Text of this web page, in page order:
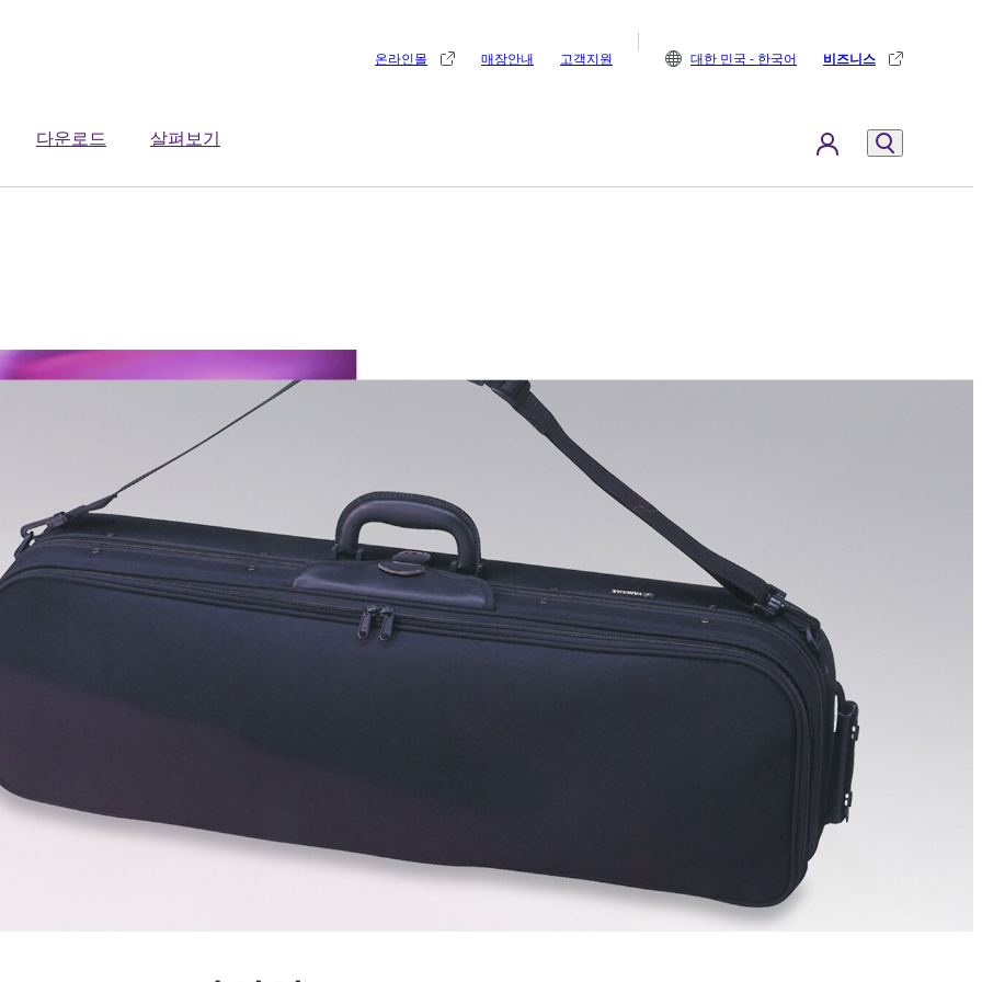
다운로드 살펴보기
온라인몰 매장안내 고객지원 대한 민국 - 한국어 비즈니스